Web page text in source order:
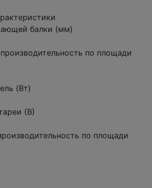
балки (мм)
по площади
(Вт)
(В)
по площади